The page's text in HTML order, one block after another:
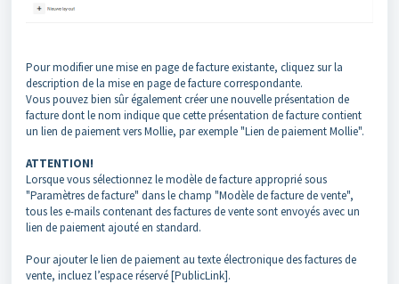
Pour modifier une mise en page de facture existante, cliquez sur la
description de la mise en page de facture correspondante.
Vous pouvez bien sûr également créer une nouvelle présentation de
facture dont le nom indique que cette présentation de facture contient
un lien de paiement vers Mollie, par exemple "Lien de paiement Mollie".
ATTENTION!
Lorsque vous sélectionnez le modèle de facture approprié sous
"Paramètres de facture" dans le champ "Modèle de facture de vente",
tous les e-mails contenant des factures de vente sont envoyés avec un
lien de paiement ajouté en standard.
Pour ajouter le lien de paiement au texte électronique des factures de
vente, incluez l’espace réservé [PublicLink].